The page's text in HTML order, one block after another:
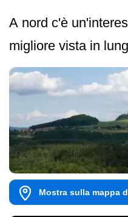
A nord c'è
migliore vista in
Mostra sulla mappa